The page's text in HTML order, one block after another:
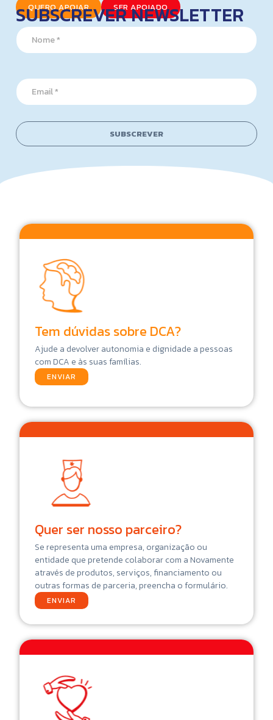
QUERO APOIAR SER APOIADO
SUBSCREVER NEWSLETTER
N
a
m
N
a
m
N
a
m
E
m
a
l
*
SUBSCREVER
Tem dúvidas sobre DCA?
Ajude a devolver autonomia e dignidade a pessoas
com DCA e às suas famílias.
ENVIAR
Quer ser nosso parceiro?
Se representa uma empresa, organização ou
entidade que pretende colaborar com a Novamente
através de produtos, serviços, financiamento ou
outras formas de parceria, preencha o formulário.
ENVIAR